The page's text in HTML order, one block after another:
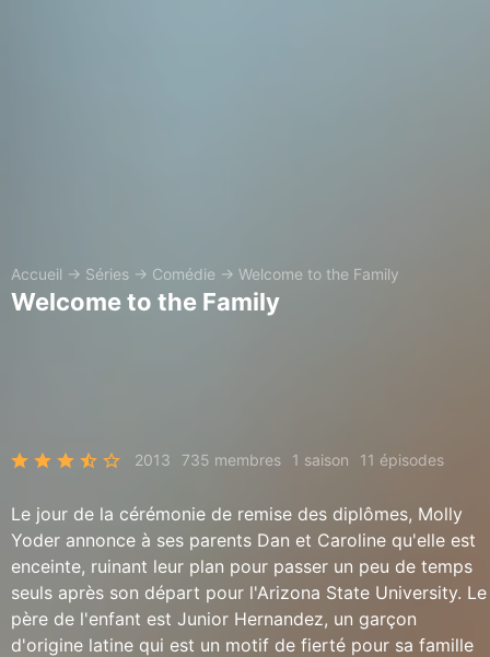
Accueil → Séries → Comédie → Welcome to the Family
Welcome to the Family
2013 735 membres 1 saison 11 épisodes
Le jour de la cérémonie de remise des diplômes, Molly
Yoder annonce à ses parents Dan et Caroline qu'elle est
enceinte, ruinant leur plan pour passer un peu de temps
seuls après son départ pour l'Arizona State University. Le
père de l'enfant est Junior Hernandez, un garçon
d'origine latine qui est un motif de fierté pour sa famille